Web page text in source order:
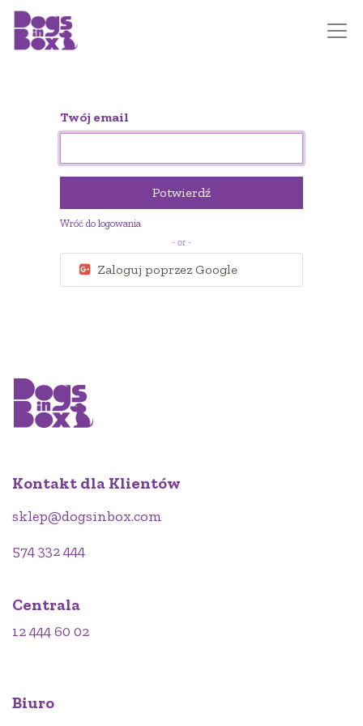
Twój email
Potwierdź
Wróć do logowania
- or -
Zaloguj poprzez Google
Kontakt dla Klientów
sklep@dogsinbox.com
574 332 444
Centrala
12 444 60 02
Biuro